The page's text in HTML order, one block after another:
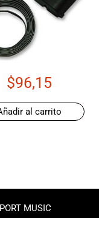
$96,15
al carrito
MUSIC